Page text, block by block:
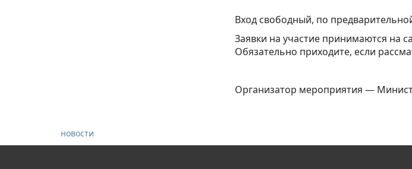
Вход свободный, по
Заявки на участие принимаются на
Обязательно приходите, если
Организатор мероприятия —
новости